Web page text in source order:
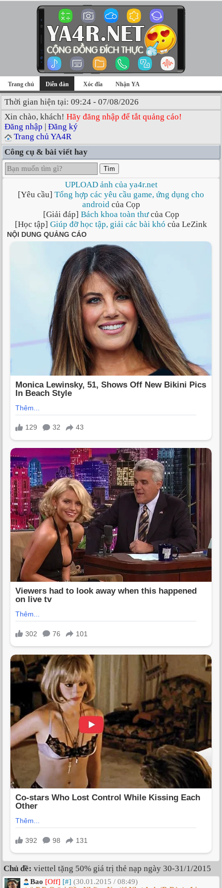
Trang chủ Diễn đàn Xóc đĩa Nhận YA
Thời gian hiện tại: 09:24 - 07/08/2026
Xin chào, khách! Hãy đăng nhập để tắt quảng cáo!
Đăng nhập | Đăng ký
Trang chủ YA4R
Công cụ & bài viết hay
Tìm
UPLOAD ảnh của ya4r.net
[Yêu cầu] Tổng hợp các yêu cầu game, ứng dụng cho
androidcủa Cọp
[Giải đáp] Bách khoa toàn thưcủa Cọp
[Học tập] Giúp đỡ học tập, giải các bài khó của LeZink
Chủ đề: viettel tặng 50% giá trị thẻ nạp ngày 30-31/1/2015
Bao [Off] [#] (30.01.2015 / 08:49)